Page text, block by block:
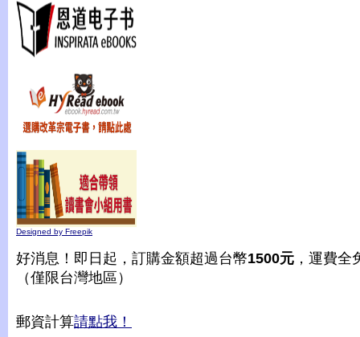
Designed by Freepik
好消息！即日起，訂購金額超過台幣1500元 ，運費全
（僅限台灣地區）
郵資計算請點我！